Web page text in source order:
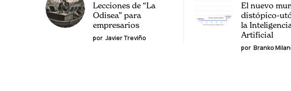
Lecciones de “La
Odisea” para
empresarios
por Javier Treviño
El nuevo
distópico-
la
Artificial
por Branko